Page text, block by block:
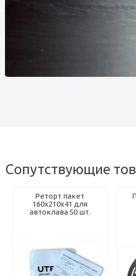
Сопутствующие
Реторт пакет
160х210х41 для
автоклава 50 шт.